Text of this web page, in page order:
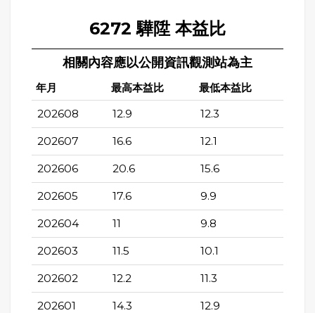
6272 驊陞 本益比
相關內容應以公開資訊觀測站為主
年月 最高本益比 最低本益比
202608 12.9 12.3
202607 16.6 12.1
202606 20.6 15.6
202605 17.6 9.9
202604 11 9.8
202603 11.5 10.1
202602 12.2 11.3
202601 14.3 12.9